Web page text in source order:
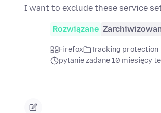
I want to exclude these service
Rozwiązane
Firefox
Tracking protection
pytanie zadane 10 miesięcy